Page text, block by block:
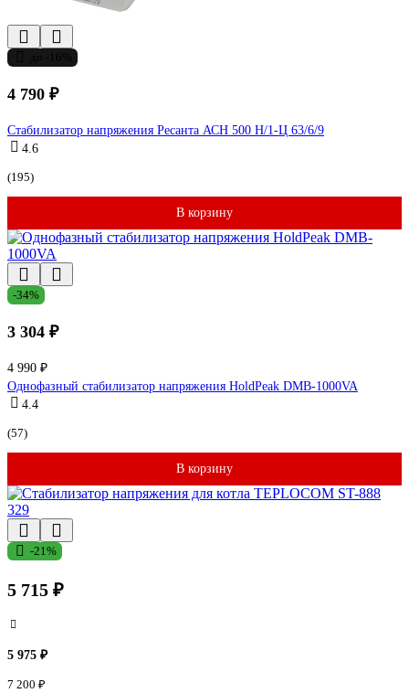
4 790 ₽
Стабилизатор напряжения Ресанта АСН 500 Н/1-Ц 63/6/9
4.6
(195)
В корзину
-34%
3 304 ₽
4 990 ₽
Однофазный стабилизатор напряжения HoldPeak DMB-1000VA
4.4
(57)
В корзину
-21%
5 715 ₽
5 975 ₽
7 200 ₽